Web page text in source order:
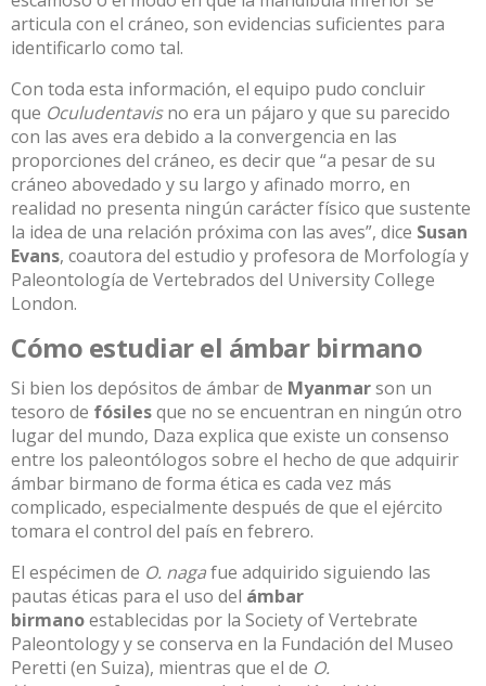
articula con el cráneo, son evidencias suficientes para
identificarlo como tal.
Con toda esta información, el equipo pudo concluir
que Oculudentavisno era un pájaro y que su parecido
con las aves era debido a la convergencia en las
proporciones del cráneo, es decir que “a pesar de su
cráneo abovedado y su largo y afinado morro, en
realidad no presenta ningún carácter físico que sustente
la idea de una relación próxima con las aves”, dice Susan
Evans, coautora del estudio y profesora de Morfología y
Paleontología de Vertebrados del University College
London.
Cómo estudiar el ámbar birmano
Si bien los depósitos de ámbar de Myanmarson un
tesoro de fósilesque no se encuentran en ningún otro
lugar del mundo, Daza explica que existe un consenso
entre los paleontólogos sobre el hecho de que adquirir
ámbar birmano de forma ética es cada vez más
complicado, especialmente después de que el ejército
tomara el control del país en febrero.
El espécimen de O. nagafue adquirido siguiendo las
pautas éticas para el uso del ámbar
birmanoestablecidas por la Society of Vertebrate
Paleontology y se conserva en la Fundación del Museo
Peretti (en Suiza), mientras que el de O.